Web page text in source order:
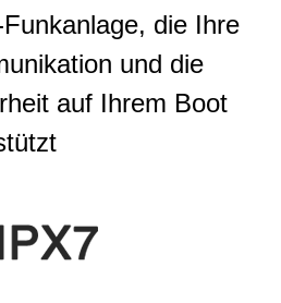
die Ihre
und die
auf Ihrem Boot